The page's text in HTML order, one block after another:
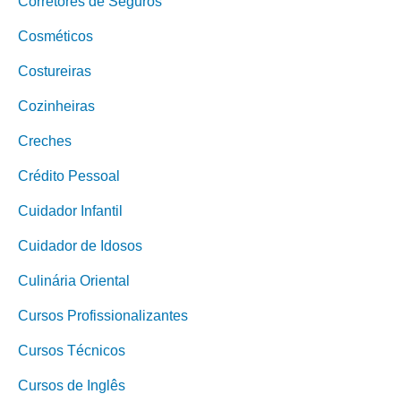
Cosméticos
Costureiras
Cozinheiras
Creches
Crédito Pessoal
Cuidador Infantil
Cuidador de Idosos
Culinária Oriental
Cursos Profissionalizantes
Cursos Técnicos
Cursos de Inglês